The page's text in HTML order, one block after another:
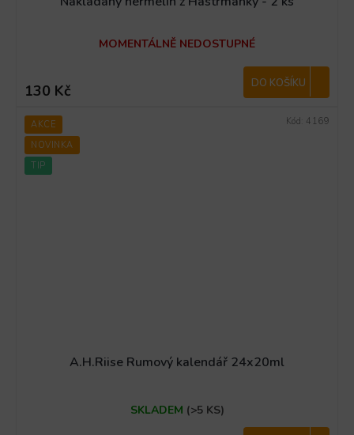
MOMENTÁLNĚ NEDOSTUPNÉ
130 Kč DO KOŠÍKU
AKCE
NOVINKA
TIP
A.H.Riise Rumový kalendář 24x20ml
SKLADEM (>5 KS)
Kód: 4169